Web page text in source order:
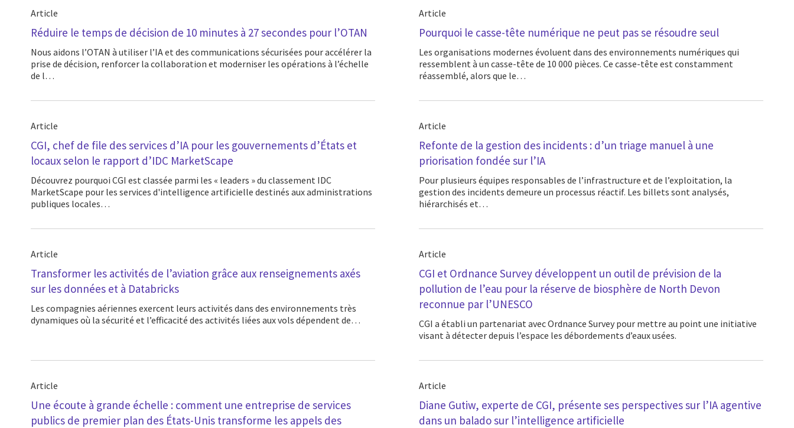
Article
Réduire le temps de décision de 10 minutes à 27 secondes pour l’OTAN
Nous aidons l’OTAN à utiliser l’IA et des communications sécurisées pour accélérer la
prise de décision, renforcer la collaboration et moderniser les opérations à l’échelle
de l…
Article
Pourquoi le casse-tête numérique ne peut pas se résoudre seul
Les organisations modernes évoluent dans des environnements numériques qui
ressemblent à un casse-tête de 10 000 pièces. Ce casse-tête est constamment
réassemblé, alors que le…
Article
CGI, chef de file des services d’IA pour les gouvernements d’États et
locaux selon le rapport d’IDC MarketScape
Découvrez pourquoi CGI est classée parmi les « leaders » du classement IDC
MarketScape pour les services d'intelligence artificielle destinés aux administrations
publiques locales…
Article
Refonte de la gestion des incidents : d’un triage manuel à une
priorisation fondée sur l’IA
Pour plusieurs équipes responsables de l’infrastructure et de l’exploitation, la
gestion des incidents demeure un processus réactif. Les billets sont analysés,
hiérarchisés et…
Article
Transformer les activités de l’aviation grâce aux renseignements axés
sur les données et à Databricks
Les compagnies aériennes exercent leurs activités dans des environnements très
dynamiques où la sécurité et l’efficacité des activités liées aux vols dépendent de…
Article
CGI et Ordnance Survey développent un outil de prévision de la
pollution de l’eau pour la réserve de biosphère de North Devon
reconnue par l’UNESCO
CGI a établi un partenariat avec Ordnance Survey pour mettre au point une initiative
visant à détecter depuis l’espace les débordements d’eaux usées.
Article
Une écoute à grande échelle : comment une entreprise de services
publics de premier plan des États-Unis transforme les appels des
Article
Diane Gutiw, experte de CGI, présente ses perspectives sur l’IA agentive
dans un balado sur l’intelligence artificielle